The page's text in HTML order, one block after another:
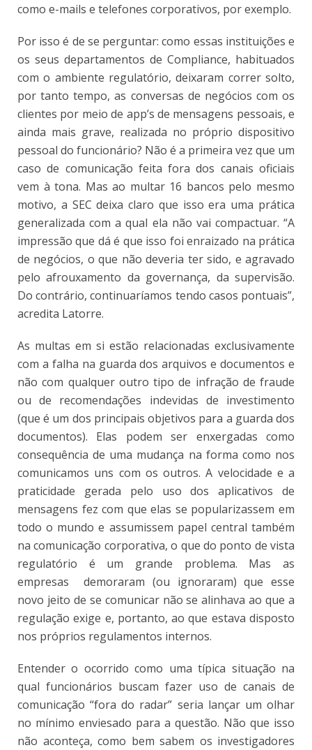
como e-mails e telefones corporativos, por exemplo.
Por isso é de se perguntar: como essas instituições e
os seus departamentos de Compliance, habituados
com o ambiente regulatório, deixaram correr solto,
por tanto tempo, as conversas de negócios com os
clientes por meio de app’s de mensagens pessoais, e
ainda mais grave, realizada no próprio dispositivo
pessoal do funcionário? Não é a primeira vez que um
caso de comunicação feita fora dos canais oficiais
vem à tona. Mas ao multar 16 bancos pelo mesmo
motivo, a SEC deixa claro que isso era uma prática
generalizada com a qual ela não vai compactuar. “A
impressão que dá é que isso foi enraizado na prática
de negócios, o que não deveria ter sido, e agravado
pelo afrouxamento da governança, da supervisão.
Do contrário, continuaríamos tendo casos pontuais”,
acredita Latorre.
As multas em si estão relacionadas exclusivamente
com a falha na guarda dos arquivos e documentos e
não com qualquer outro tipo de infração de fraude
ou de recomendações indevidas de investimento
(que é um dos principais objetivos para a guarda dos
documentos). Elas podem ser enxergadas como
consequência de uma mudança na forma como nos
comunicamos uns com os outros. A velocidade e a
praticidade gerada pelo uso dos aplicativos de
mensagens fez com que elas se popularizassem em
todo o mundo e assumissem papel central também
na comunicação corporativa, o que do ponto de vista
regulatório é um grande problema. Mas as
empresas demoraram (ou ignoraram) que esse
novo jeito de se comunicar não se alinhava ao que a
regulação exige e, portanto, ao que estava disposto
nos próprios regulamentos internos.
Entender o ocorrido como uma típica situação na
qual funcionários buscam fazer uso de canais de
comunicação “fora do radar” seria lançar um olhar
no mínimo enviesado para a questão. Não que isso
não aconteça, como bem sabem os investigadores